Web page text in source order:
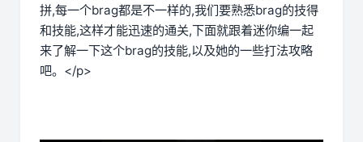
拼,每一个brag都是不一样的,我们要熟悉brag的技得
和技能,这样才能迅速的通关,下面就跟着迷你编一起
来了解一下这个brag的技能,以及她的一些打法攻略
吧。</p>